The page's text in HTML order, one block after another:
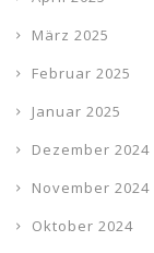
März 2025
Februar 2025
Januar 2025
Dezember 2024
November 2024
Oktober 2024